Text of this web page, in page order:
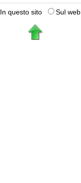
In questo sito Sul web